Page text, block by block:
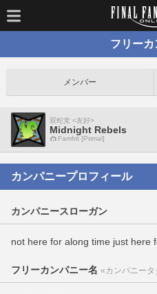
フリー
メンバー
双蛇党 <友好>
Midnight Rebels
Famfrit [Primal]
カンパニープロフィール
カンパニースローガン
not here for along time just here
フリーカンパニー名 «カンパニータ